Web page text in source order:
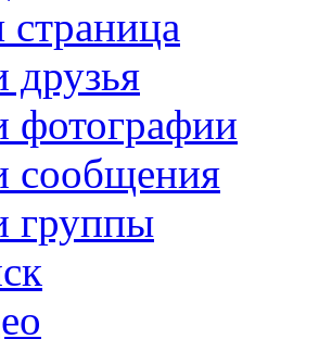
сообщения
группы